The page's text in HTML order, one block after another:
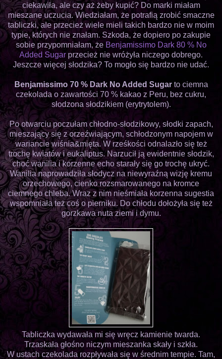
ciekawiła, ale czy aż żeby kupić? Do marki miałam
mieszane uczucia. Wiedziałam, że potrafią zrobić smaczne
tabliczki, ale przecież wiele mieli takich bardzo nie w moim
typie, których nie znałam. Szkoda, że dopiero po zakupie
sobie przypomniałam, że Benjamissimo Dark 80 % No
Added Sugar przecież nie wróżyła niczego dobrego.
Jeszcze więcej słodzika? To mogło się bardzo nie udać.
Benjamissimo 70 % Dark No Added Sugarto ciemna
czekolada o zawartości 70 % kakao z Peru, bez cukru,
słodzona słodzikiem (erytrytolem).
Po otwarciu poczułam chłodno-słodzikowy, słodki zapach,
mieszający się z orzeźwiającym, schłodzonym napojem w
wariancie wiśnia&mięta. W rześkości odnalazło się też
trochę kwiatów i eukaliptus. Narzucił ją ewidentnie słodzik,
choć wanilia i korzenne echo starały się go trochę ukryć.
Wanilia naprowadziła słodycz na niewyraźną wizję kremu
orzechowego, cienko rozsmarowanego na kromce
ciemnego chleba. Wraz z nim nieśmiała korzenna sugestia
wspomniała też coś o pierniku. Do chłodu dołożyła się też
gorzkawa nuta ziemi i dymu.
Tabliczka wydawała mi się wręcz kamienie twarda.
Trzaskała głośno niczym mieszanka skały i szkła.
W ustach czekolada rozpływała się w średnim tempie. Tam,